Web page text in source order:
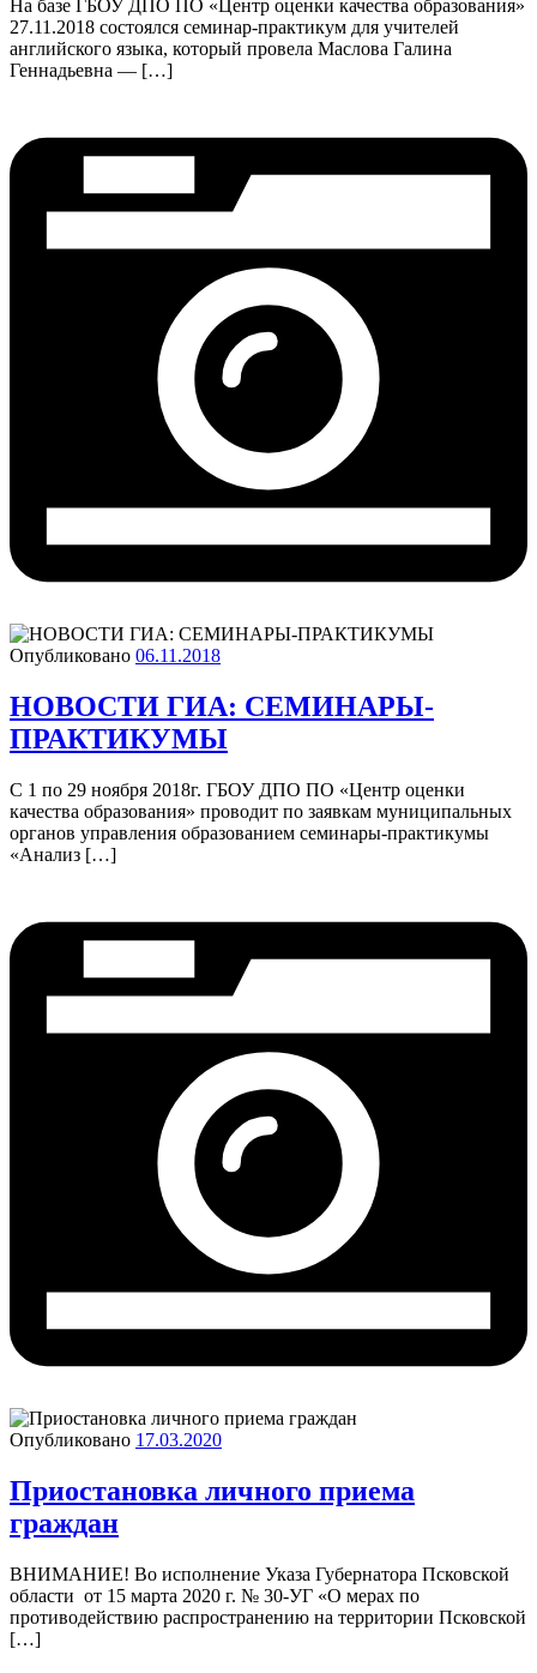
На базе ГБОУ ДПО ПО «Центр оценки качества образования»
27.11.2018 состоялся семинар-практикум для учителей
английского языка, который провела Маслова Галина
Геннадьевна — […]
Опубликовано 06.11.2018
НОВОСТИ ГИА: СЕМИНАРЫ-
ПРАКТИКУМЫ
С 1 по 29 ноября 2018г. ГБОУ ДПО ПО «Центр оценки
качества образования» проводит по заявкам муниципальных
органов управления образованием семинары-практикумы
«Анализ […]
Опубликовано 17.03.2020
Приостановка личного приема
граждан
ВНИМАНИЕ! Во исполнение Указа Губернатора Псковской
области от 15 марта 2020 г. № 30-УГ «О мерах по
противодействию распространению на территории Псковской
[…]